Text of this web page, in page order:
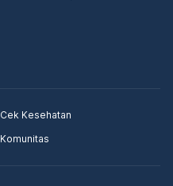
Cek Kesehatan
Komunitas